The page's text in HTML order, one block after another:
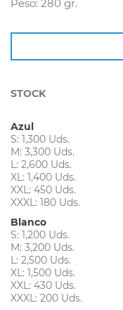
Peso: 280 gr.
STOCK
Azul
S: 1,300 Uds.
M: 3,300 Uds.
L: 2,600 Uds.
XL: 1,400 Uds.
XXL: 450 Uds.
XXXL: 180 Uds.
Blanco
S: 1,200 Uds.
M: 3,200 Uds.
L: 2,500 Uds.
XL: 1,500 Uds.
XXL: 430 Uds.
XXXL: 200 Uds.